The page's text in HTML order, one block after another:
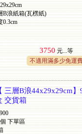
B浪紙箱(瓦楞紙)
0.3cm
3750 元...等
不適用滿多少免運
三層B浪44x29x29cm
交貨箱
下單區